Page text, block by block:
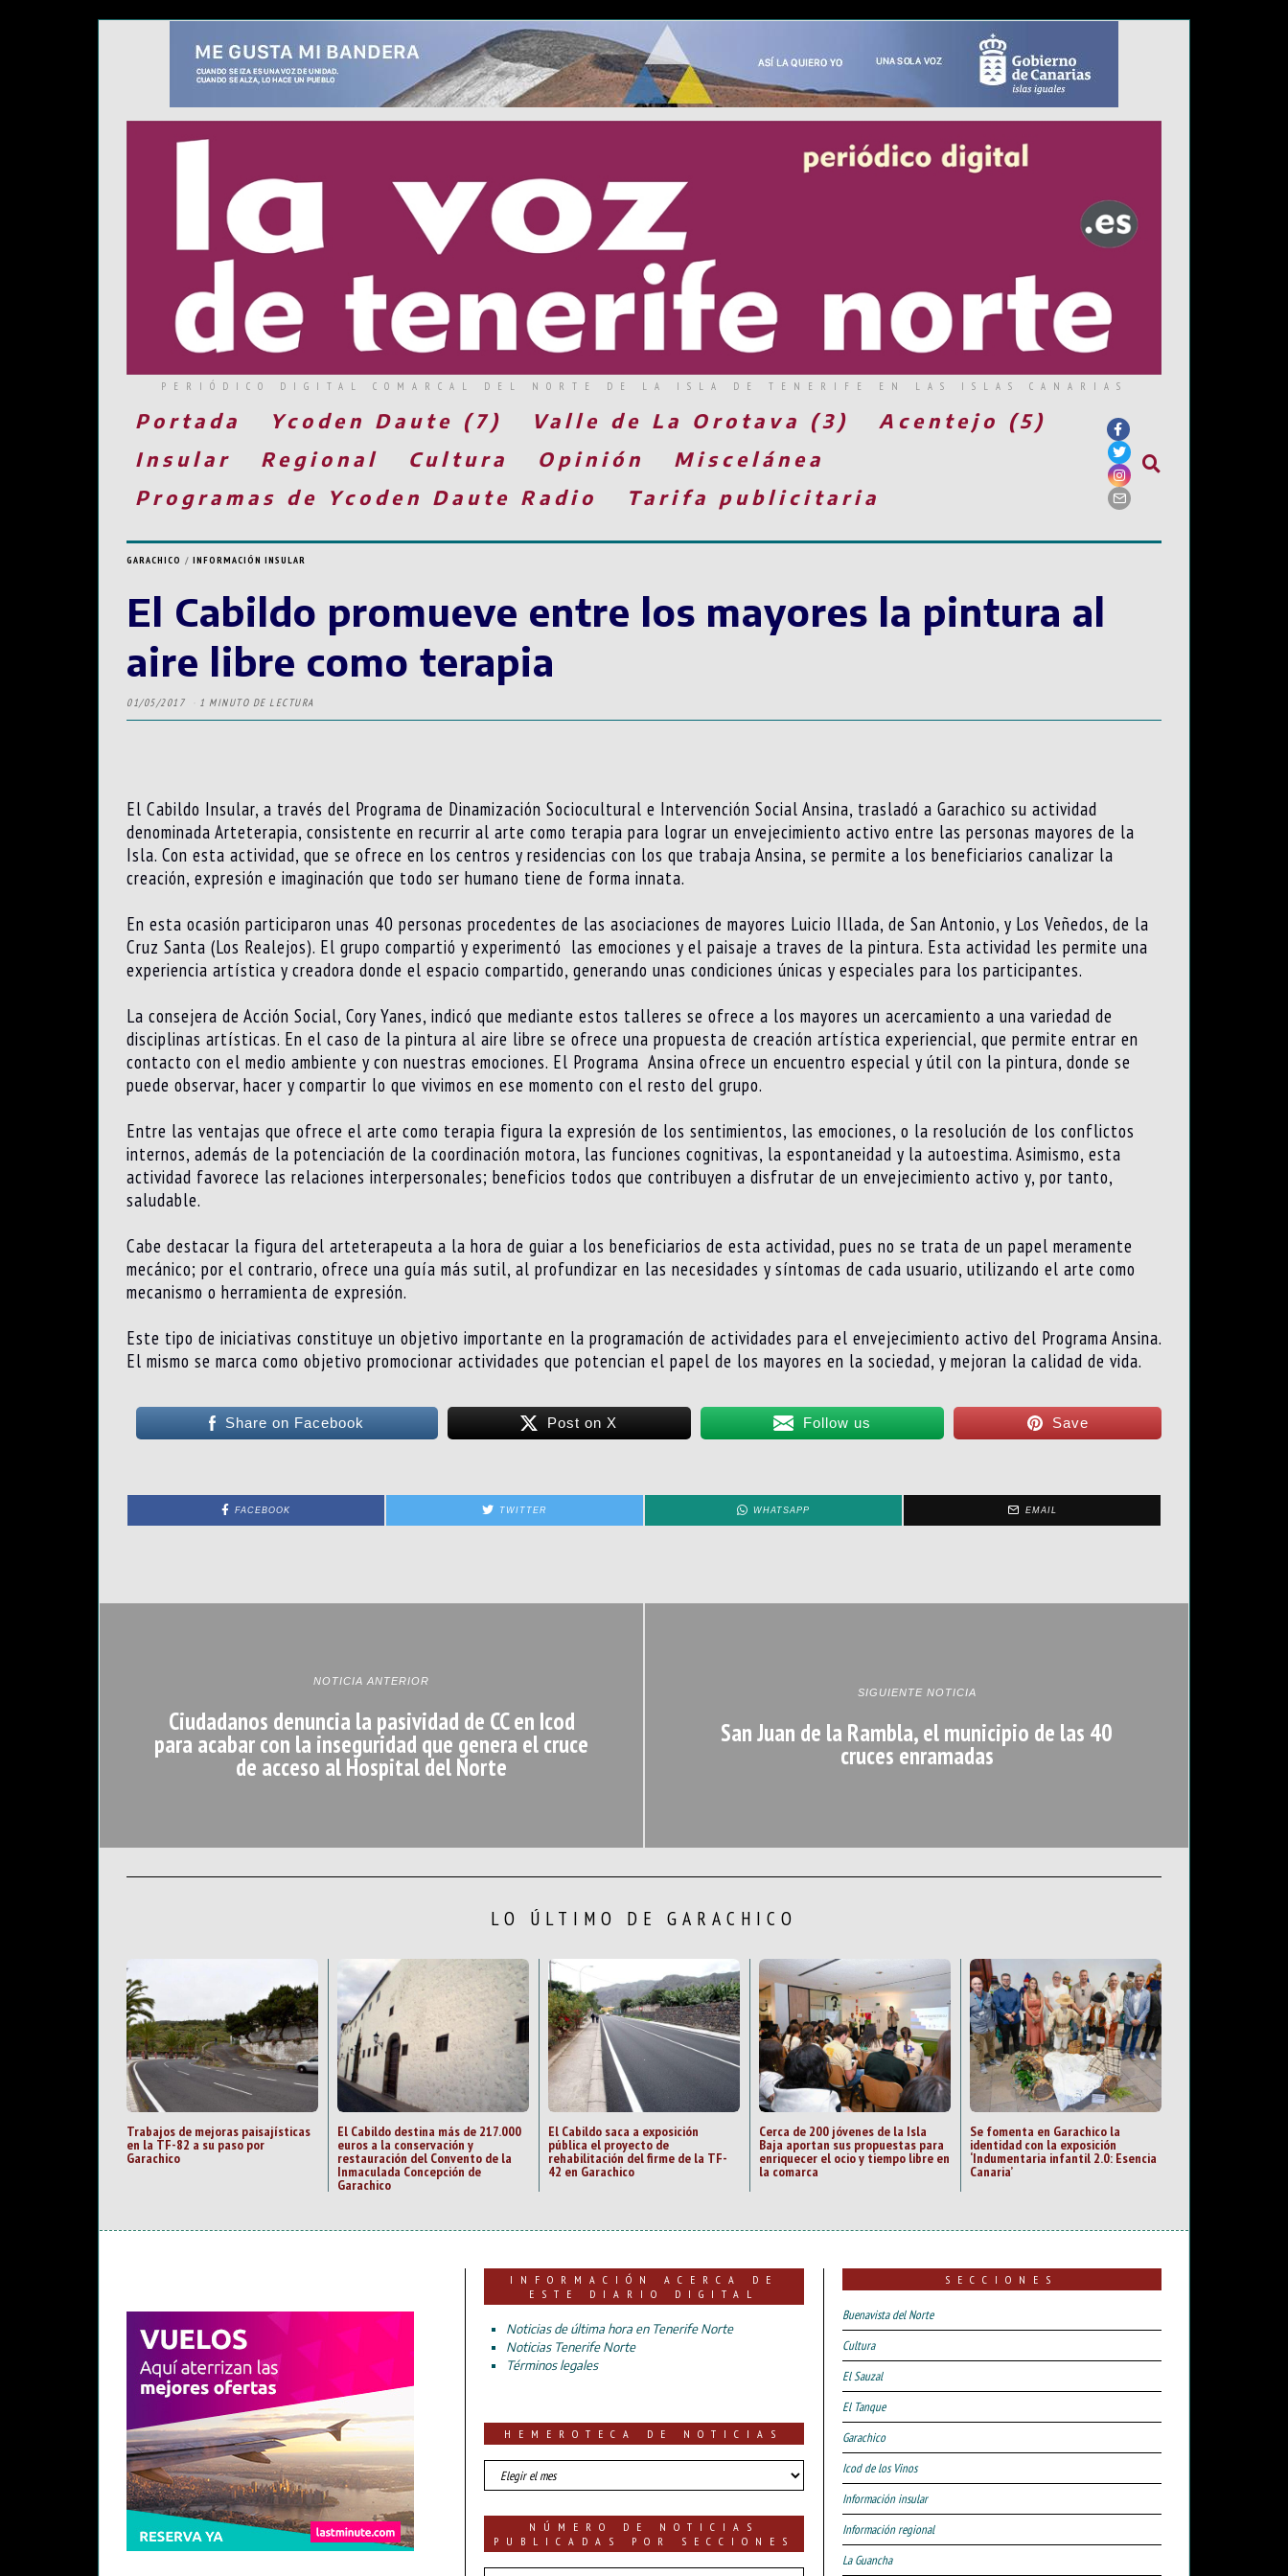
PERIÓDICO DIGITAL COMARCAL DEL NORTE DE LA ISLA DE TENERIFE EN LAS ISLAS CANARIAS
Portada Ycoden Daute (7) Valle de La Orotava (3)
Acentejo (5)
Insular
Regional Cultura Opinión
Miscelánea
Programas de Ycoden Daute Radio
Tarifa publicitaria
GARACHICO / INFORMACIÓN INSULAR
El Cabildo promueve entre los mayores la pintura al
aire libre como terapia
01/05/2017 1 MINUTO DE LECTURA
El Cabildo Insular, a través del Programa de Dinamización Sociocultural e Intervención Social Ansina, trasladó a Garachico su actividad
denominada Arteterapia, consistente en recurrir al arte como terapia para lograr un envejecimiento activo entre las personas mayores de la
Isla. Con esta actividad, que se ofrece en los centros y residencias con los que trabaja Ansina, se permite a los beneficiarios canalizar la
creación, expresión e imaginación que todo ser humano tiene de forma innata.
En esta ocasión participaron unas 40 personas procedentes de las asociaciones de mayores Luicio Illada, de San Antonio, y Los Veñedos, de la
Cruz Santa (Los Realejos). El grupo compartió y experimentó las emociones y el paisaje a traves de la pintura. Esta actividad les permite una
experiencia artística y creadora donde el espacio compartido, generando unas condiciones únicas y especiales para los participantes.
La consejera de Acción Social, Cory Yanes, indicó que mediante estos talleres se ofrece a los mayores un acercamiento a una variedad de
disciplinas artísticas. En el caso de la pintura al aire libre se ofrece una propuesta de creación artística experiencial, que permite entrar en
contacto con el medio ambiente y con nuestras emociones. El Programa Ansina ofrece un encuentro especial y útil con la pintura, donde se
puede observar, hacer y compartir lo que vivimos en ese momento con el resto del grupo.
Entre las ventajas que ofrece el arte como terapia figura la expresión de los sentimientos, las emociones, o la resolución de los conflictos
internos, además de la potenciación de la coordinación motora, las funciones cognitivas, la espontaneidad y la autoestima. Asimismo, esta
actividad favorece las relaciones interpersonales; beneficios todos que contribuyen a disfrutar de un envejecimiento activo y, por tanto,
saludable.
Cabe destacar la figura del arteterapeuta a la hora de guiar a los beneficiarios de esta actividad, pues no se trata de un papel meramente
mecánico; por el contrario, ofrece una guía más sutil, al profundizar en las necesidades y síntomas de cada usuario, utilizando el arte como
mecanismo o herramienta de expresión.
Este tipo de iniciativas constituye un objetivo importante en la programación de actividades para el envejecimiento activo del Programa Ansina.
El mismo se marca como objetivo promocionar actividades que potencian el papel de los mayores en la sociedad, y mejoran la calidad de vida.
Share on Facebook Post on X Follow us Save
FACEBOOK TWITTER WHATSAPP EMAIL
NOTICIA ANTERIOR
Ciudadanos denuncia la pasividad de CC en Icod
para acabar con la inseguridad que genera el cruce
de acceso al Hospital del Norte
SIGUIENTE NOTICIA
San Juan de la Rambla, el municipio de las 40
cruces enramadas
LO ÚLTIMO DE GARACHICO
Trabajos de mejoras paisajísticas
en la TF-82 a su paso por
Garachico
El Cabildo destina más de 217.000
euros a la conservación y
restauración del Convento de la
Inmaculada Concepción de
Garachico
El Cabildo saca a exposición
pública el proyecto de
rehabilitación del firme de la TF-
42 en Garachico
Cerca de 200 jóvenes de la Isla
Baja aportan sus propuestas para
enriquecer el ocio y tiempo libre en
la comarca
Se fomenta en Garachico la
identidad con la exposición
‘Indumentaria infantil 2.0: Esencia
Canaria’
INFORMACIÓN ACERCA DE
ESTE DIARIO DIGITAL
Noticias de última hora en Tenerife Norte
Noticias Tenerife Norte
Términos legales
HEMEROTECA DE NOTICIAS
HEMEROTECA
DE
NÚMERO DE NOTICIAS
PUBLICADAS POR SECCIONES
SECCIONES
Buenavista del Norte
Cultura
El Sauzal
El Tanque
Garachico
Icod de los Vinos
Información insular
Información regional
La Guancha